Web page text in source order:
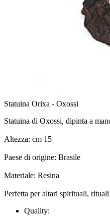
Statuina Orixa - Oxossi
Statuina di Oxossi, dipinta a
Altezza: cm 15
Paese di origine: Brasile
Materiale: Resina
Perfetta per altari spirituali,
Quality: